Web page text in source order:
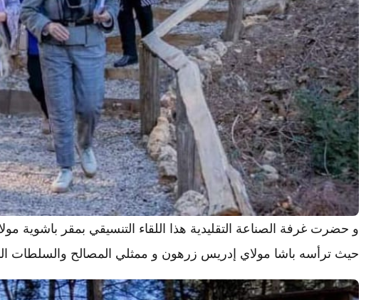
و حضرت غرفة الصناعة التقليدية هذا اللقاء التنسيقي بمقر باشوية
حيث ترأسه باشا مولاي إدريس زرهون و ممثلي المصالح والسلطات